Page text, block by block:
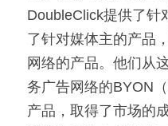
DoubleClick提供了针
了针对媒体主的产品
网络的产品。他们从
务广告网络的BYON
产品，取得了市场的